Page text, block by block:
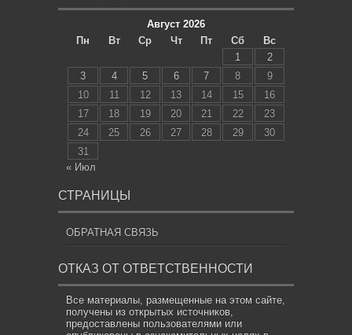
Август 2026
Пн
Вт Ср Чт Пт Сб
Вс
1
2
3
4 5 6 7 8
9
10
11 12 13 14 15
16
17
18 19 20 21 22
23
24
25 26 27 28 29
30
31
« Июл
СТРАНИЦЫ
ОБРАТНАЯ СВЯЗЬ
ОТКАЗ ОТ ОТВЕТСТВЕННОСТИ
Все материалы, размещенные на этом сайте,
получены из открытых источников,
предоставлены пользователями или